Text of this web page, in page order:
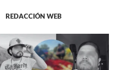
REDACCIÓN WEB